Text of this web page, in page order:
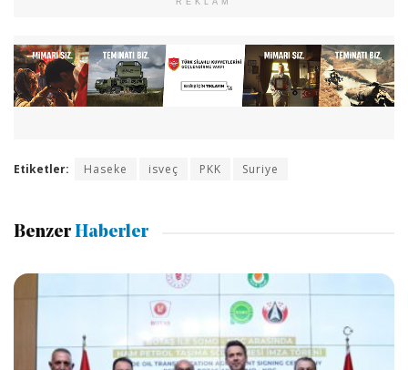
Etiketler: Haseke isveç PKK Suriye
Benzer Haberler